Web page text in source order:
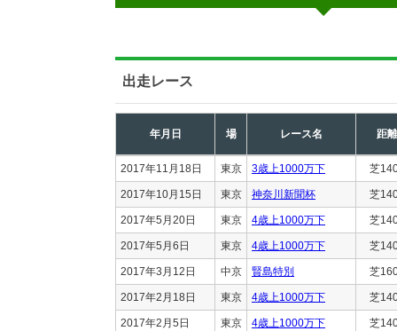
出走レース
年月日 場 レース名 距離
2017年11月18日 東京 3歳上1000万下 芝
2017年10月15日 東京 神奈川新聞杯 芝
2017年5月20日 東京 4歳上1000万下 芝
2017年5月6日 東京 4歳上1000万下 芝
2017年3月12日 中京 賢島特別 芝
2017年2月18日 東京 4歳上1000万下 芝
2017年2月5日 東京 4歳上1000万下 芝